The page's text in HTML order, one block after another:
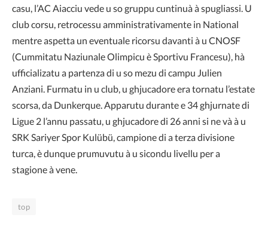
casu, l’AC Aiacciu vede u so gruppu cuntinuà à spugliassi. U
club corsu, retrocessu amministrativamente in National
mentre aspetta un eventuale ricorsu davanti à u CNOSF
(Cummitatu Naziunale Olimpicu è Sportivu Francesu), hà
ufficializatu a partenza di u so mezu di campu Julien
Anziani. Furmatu in u club, u ghjucadore era tornatu l’estate
scorsa, da Dunkerque. Apparutu durante e 34 ghjurnate di
Ligue 2 l’annu passatu, u ghjucadore di 26 anni si ne và à u
SRK Sariyer Spor Kulübü, campione di a terza divisione
turca, è dunque prumuvutu à u sicondu livellu per a
stagione à vene.
top